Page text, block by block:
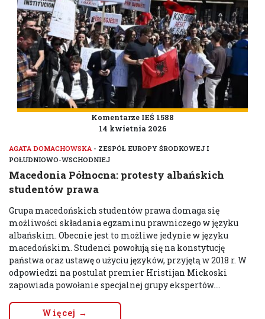
Komentarze IEŚ 1588
14 kwietnia 2026
AGATA DOMACHOWSKA - ZESPÓŁ EUROPY ŚRODKOWEJ I
POŁUDNIOWO-WSCHODNIEJ
Macedonia Północna: protesty albańskich
studentów prawa
Grupa macedońskich studentów prawa domaga się
możliwości składania egzaminu prawniczego w języku
albańskim. Obecnie jest to możliwe jedynie w języku
macedońskim. Studenci powołują się na konstytucję
państwa oraz ustawę o użyciu języków, przyjętą w 2018 r. W
odpowiedzi na postulat premier Hristijan Mickoski
zapowiada powołanie specjalnej grupy ekspertów....
Więcej →